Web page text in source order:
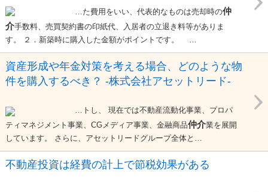
…た費用をいい、代表的なものは売却時の仲
介手数料、売買契約書の印紙代、入居者の立退き料等がありま
す。 ２．新築時に購入した金額がポイントです。 …
資産形成や年金対策を考える場合、どのような物
件を購入するべき？ -株式会社アセットリード-
…トし、 現在では不動産流動化事業、プロパ
ティマネジメント事業、CGメディア事業、金融商品仲介業を展開
しています。 さらに、アセットリードグループ全体と…
不動産投資は経費の計上で節税効果がある